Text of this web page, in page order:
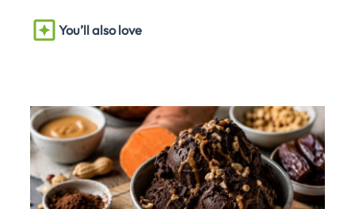
You’ll also love